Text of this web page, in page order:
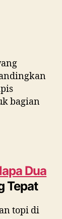
bagian
Dua
Tepat
topi di